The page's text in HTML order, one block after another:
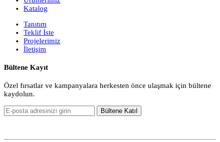
Katalog
Tanıtım
Teklif İste
Projelerimiz
İletişim
Bültene Kayıt
Özel fırsatlar ve kampanyalara herkesten önce ulaşmak için bültene
kaydolun.